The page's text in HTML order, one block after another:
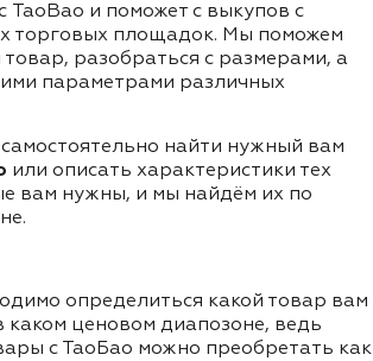
TaoBao и поможет с выкупов с
торговых площадок. Мы поможем
разобраться с размерами, а
параметрами различных
найти нужный вам
или описать характеристики тех
вам нужны, и мы найдём их по
определиться какой товар вам
каком ценовом диапозоне, ведь
с ТаоБао можно преобретать как